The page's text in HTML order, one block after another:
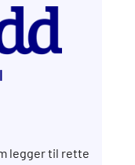
legger til rette